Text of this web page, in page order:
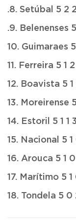
.8. Setúbal 5 2
.9. Belenenses
10. Guimaraes
11. Ferreira 5 1
12. Boavista 5
13. Moreirense
14. Estoril 5 1 1
15. Nacional 5
16. Arouca 5 1
17. Marítimo 5 1
18. Tondela 5 0